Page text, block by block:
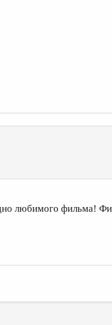
любимого фильма!